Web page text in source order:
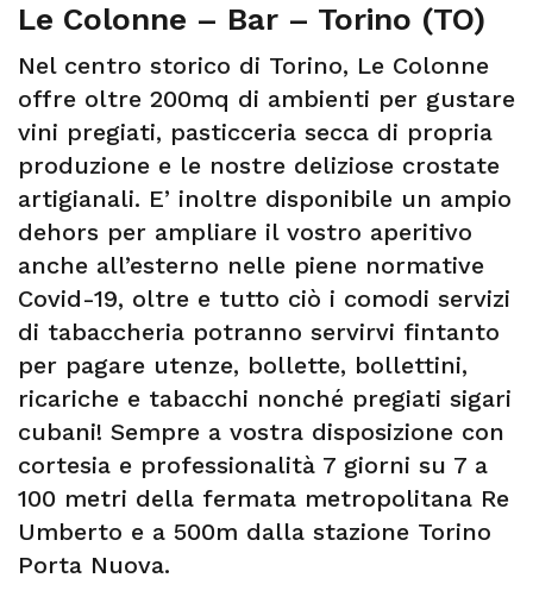
Le Colonne – Bar – Torino (TO)
Nel centro storico di Torino, Le Colonne
offre oltre 200mq di ambienti per gustare
vini pregiati, pasticceria secca di propria
produzione e le nostre deliziose crostate
artigianali. E’ inoltre disponibile un ampio
dehors per ampliare il vostro aperitivo
anche all’esterno nelle piene normative
Covid-19, oltre e tutto ciò i comodi servizi
di tabaccheria potranno servirvi fintanto
per pagare utenze, bollette, bollettini,
ricariche e tabacchi nonché pregiati sigari
cubani! Sempre a vostra disposizione con
cortesia e professionalità 7 giorni su 7 a
100 metri della fermata metropolitana Re
Umberto e a 500m dalla stazione Torino
Porta Nuova.